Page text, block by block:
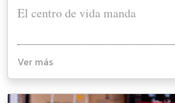
El centro de vida manda
Ver más